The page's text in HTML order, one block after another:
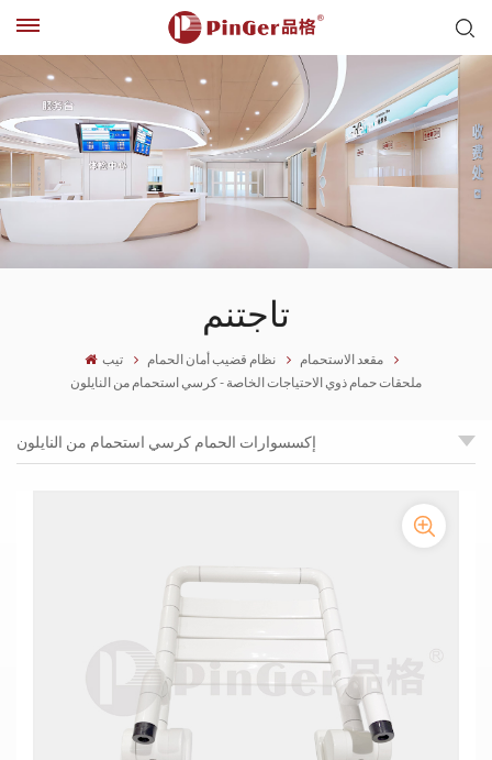
تاجتنم
تيب نظام قضيب أمان الحمام
مقعد الاستحمام
ملحقات حمام ذوي الاحتياجات الخاصة - كرسي استحمام من النايلون
إكسسوارات الحمام كرسي استحمام من النايلون
مقعد استحمام قابل للرفع من النايلون للحمام لذوي الاحتياجات الخاصة
ملحقات حمام ذوي الاحتياجات الخاصة - كرسي استحمام من النايلون
مصنعو كراسي الاستحمام القابلة للرفع من النايلون
مقعد استحمام مربع الشكل مصنوع من النايلون غير قابل للانزلاق
ومخصص لذوي الاحتياجات الخاصة
مقعد استحمام من النايلون الطبي المضاد للبكتيريا
مقعد دش من النايلون غير قابل للانزلاق لحوض الاستحمام